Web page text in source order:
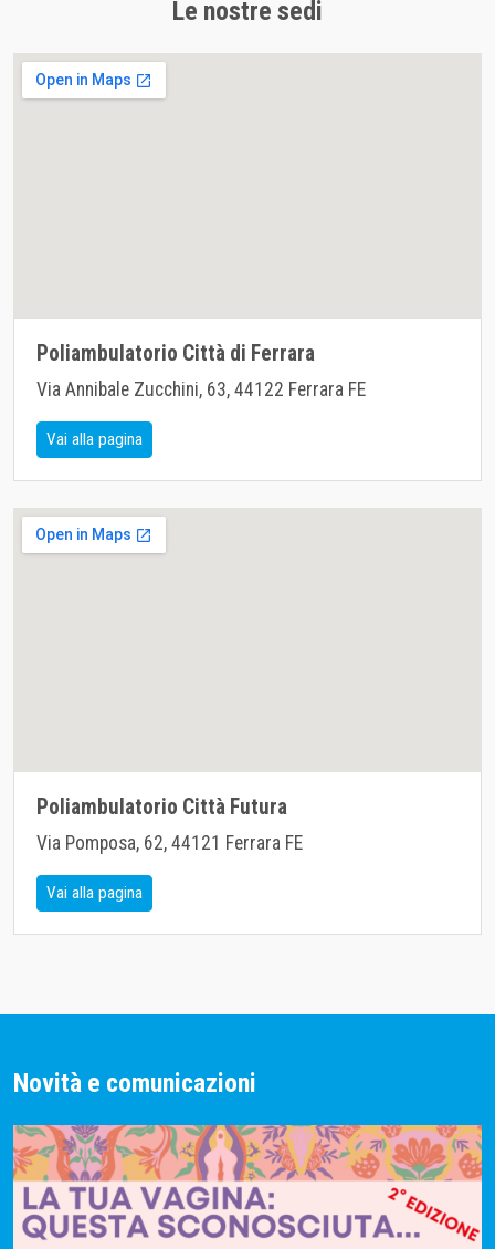
Le nostre sedi
Poliambulatorio Città di Ferrara
Via Annibale Zucchini, 63, 44122 Ferrara FE
Vai alla pagina
Poliambulatorio Città Futura
Via Pomposa, 62, 44121 Ferrara FE
Vai alla pagina
Novità e comunicazioni